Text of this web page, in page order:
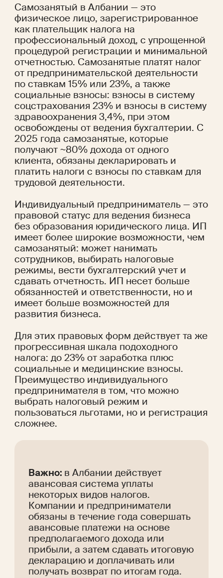
Самозанятый в Албании — это
физическое лицо, зарегистрированное
как плательщик налога на
профессиональный доход, с упрощенной
процедурой регистрации и минимальной
отчетностью. Самозанятые платят налог
от предпринимательской деятельности
по ставкам 15% или 23%, а также
социальные взносы: взносы в систему
соцстрахования 23% и взносы в систему
здравоохранения 3,4%, при этом
освобождены от ведения бухгалтерии. С
2025 года самозанятые, которые
получают ~80% дохода от одного
клиента, обязаны декларировать и
платить налоги с взносы по ставкам для
трудовой деятельности.
Индивидуальный предприниматель — это
правовой статус для ведения бизнеса
без образования юридического лица. ИП
имеет более широкие возможности, чем
самозанятый: может нанимать
сотрудников, выбирать налоговые
режимы, вести бухгалтерский учет и
сдавать отчетность. ИП несет больше
обязанностей и ответственности, но и
имеет больше возможностей для
развития бизнеса.
Для этих правовых форм действует та же
прогрессивная шкала подоходного
налога: до 23% от заработка плюс
социальные и медицинские взносы.
Преимущество индивидуального
предпринимателя в том, что можно
выбрать налоговый режим и
пользоваться льготами, но и регистрация
сложнее.
Важно: в Албании действует
авансовая система уплаты
некоторых видов налогов.
Компании и предприниматели
обязаны в течение года совершать
авансовые платежи на основе
предполагаемого дохода или
прибыли, а затем сдавать итоговую
декларацию и доплачивать или
получать возврат по итогам года.